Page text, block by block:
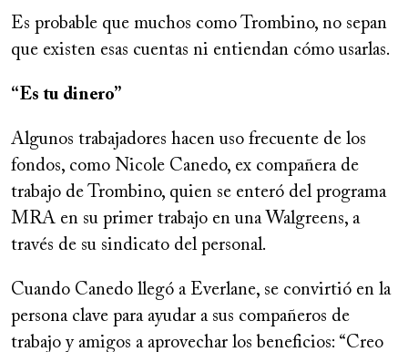
Es probable que muchos como Trombino, no sepan
que existen esas cuentas ni entiendan cómo usarlas.
“Es tu dinero”
Algunos trabajadores hacen uso frecuente de los
fondos, como Nicole Canedo, ex compañera de
trabajo de Trombino, quien se enteró del programa
MRA en su primer trabajo en una Walgreens, a
través de su sindicato del personal.
Cuando Canedo llegó a Everlane, se convirtió en la
persona clave para ayudar a sus compañeros de
trabajo y amigos a aprovechar los beneficios: “Creo